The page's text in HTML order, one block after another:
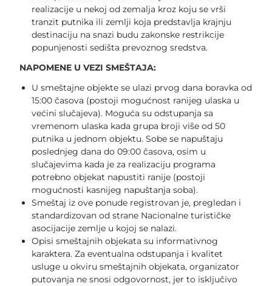
realizacije u nekoj od zemalja kroz koju se vrši
tranzit putnika ili zemlji koja predstavlja krajnju
destinaciju na snazi budu zakonske restrikcije
popunjenosti sedišta prevoznog sredstva.
NAPOMENE U VEZI SMEŠTAJA:
U smeštajne objekte se ulazi prvog dana boravka od
15:00 časova (postoji mogućnost ranijeg ulaska u
većini slučajeva). Moguća su odstupanja sa
vremenom ulaska kada grupa broji više od 50
putnika u jednom objektu. Sobe se napuštaju
poslednjeg dana do 09:00 časova, osim u
slučajevima kada je za realizaciju programa
potrebno objekat napustiti ranije (postoji
mogućnosti kasnijeg napuštanja soba).
Smeštaj iz ove ponude registrovan je, pregledan i
standardizovan od strane Nacionalne turističke
asocijacije zemlje u kojoj se nalazi.
Opisi smeštajnih objekata su informativnog
karaktera. Za eventualna odstupanja i kvalitet
usluge u okviru smeštajnih objekata, organizator
putovanja ne snosi odgovornost, jer to isključivo